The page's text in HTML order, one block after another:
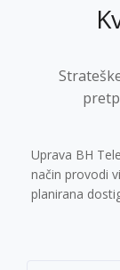
Uprava BH
način provodi
planirana